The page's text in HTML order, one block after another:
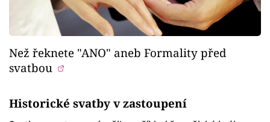
Než řeknete "ANO" aneb Formality před
svatbou
Historické svatby v zastoupení